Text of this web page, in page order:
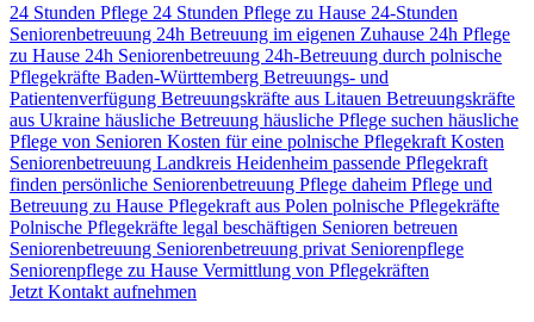
24 Stunden Pflege 24 Stunden Pflege zu Hause 24-Stunden
Seniorenbetreuung 24h Betreuung im eigenen Zuhause 24h Pflege
zu Hause 24h Seniorenbetreuung 24h-Betreuung durch polnische
Pflegekräfte Baden-Württemberg Betreuungs- und
Patientenverfügung Betreuungskräfte aus Litauen Betreuungskräfte
aus Ukraine häusliche Betreuung häusliche Pflege suchen häusliche
Pflege von Senioren Kosten für eine polnische Pflegekraft Kosten
Seniorenbetreuung Landkreis Heidenheim passende Pflegekraft
finden persönliche Seniorenbetreuung Pflege daheim Pflege und
Betreuung zu Hause Pflegekraft aus Polen polnische Pflegekräfte
Polnische Pflegekräfte legal beschäftigen Senioren betreuen
Seniorenbetreuung Seniorenbetreuung privat Seniorenpflege
Seniorenpflege zu Hause Vermittlung von Pflegekräften
Jetzt Kontakt aufnehmen